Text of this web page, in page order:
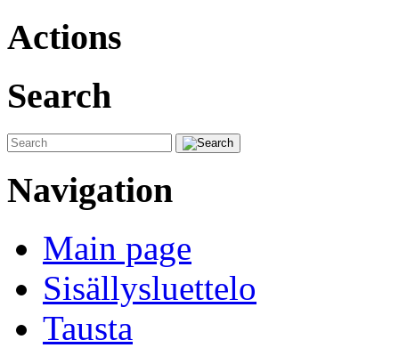
Actions
Search
Navigation
Main page
Sisällysluettelo
Tausta